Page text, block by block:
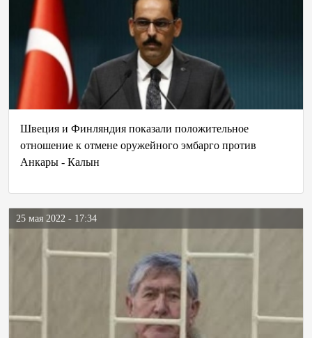
Швеция и Финляндия показали положительное
отношение к отмене оружейного эмбарго против
Анкары - Калын
25 мая 2022 - 17:34